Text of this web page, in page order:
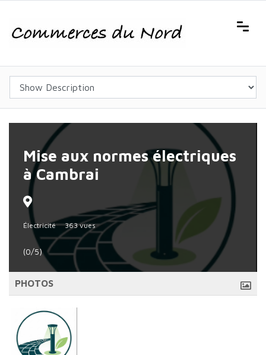
Mise aux normes électriques
à Cambrai
Électricité 363 vues
(0/5)
PHOTOS